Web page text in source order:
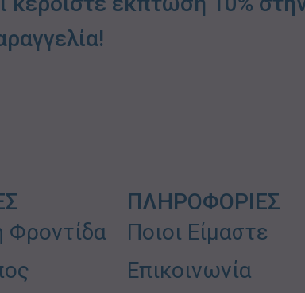
ΠΛΗΡΟΦΟΡΙΕΣ
Ποιοι Είμαστε
Επικοινωνία